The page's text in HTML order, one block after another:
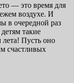
— это время для
воздухе. И
в очередной раз
такие
Пусть оно
счастливых